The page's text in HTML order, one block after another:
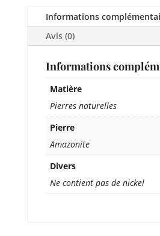
Informations
Avis (0)
Informations
Matière
Pierres naturelles
Pierre
Amazonite
Divers
Ne contient pas de nickel